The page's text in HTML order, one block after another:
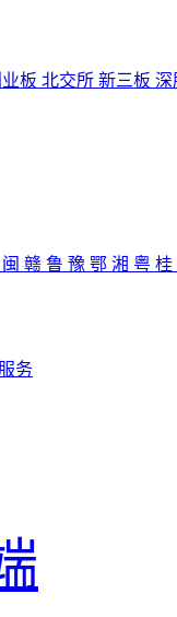
板 北交所 新三板
闽 赣 鲁 豫 鄂 湘 粤 桂
务